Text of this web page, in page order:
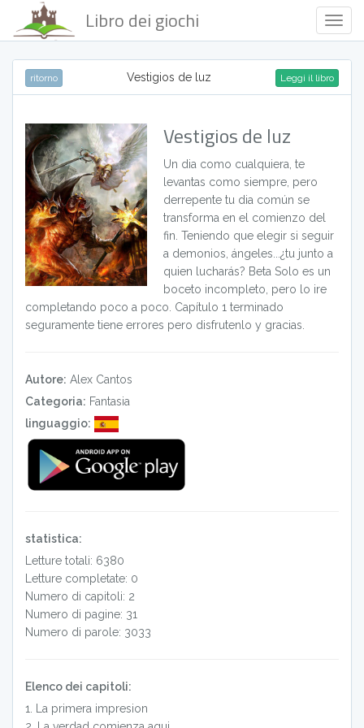
Libro dei giochi
ritorno Vestigios de luz Leggi il libro
Vestigios de luz
Un dia como cualquiera, te
levantas como siempre, pero
derrepente tu dia común se
transforma en el comienzo del
fin. Teniendo que elegir si seguir
a demonios, ángeles...¿tu junto a
quien lucharás? Beta Solo es un
boceto incompleto, pero lo ire
completando poco a poco. Capítulo 1 terminado
seguramente tiene errores pero disfrutenlo y gracias.
Autore: Alex Cantos
Categoria: Fantasia
linguaggio:
statistica:
Letture totali: 6380
Letture completate: 0
Numero di capitoli: 2
Numero di pagine: 31
Numero di parole: 3033
Elenco dei capitoli:
1
La primera impresion